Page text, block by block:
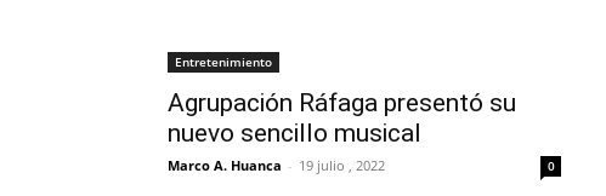
Entretenimiento
Agrupación Ráfaga presentó su
nuevo sencillo musical
Marco A. Huanca - 19 julio , 2022 0